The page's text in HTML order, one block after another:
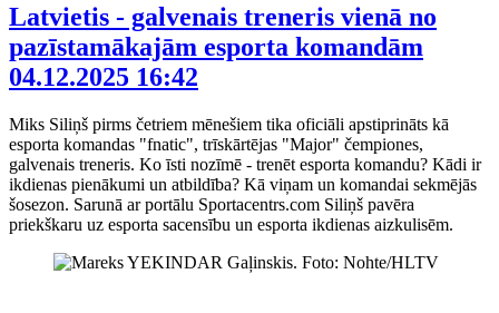
Latvietis - galvenais treneris vienā no
pazīstamākajām esporta komandām
04.12.2025 16:42
Miks Siliņš pirms četriem mēnešiem tika oficiāli apstiprināts kā
esporta komandas "fnatic", trīskārtējas "Major" čempiones,
galvenais treneris. Ko īsti nozīmē - trenēt esporta komandu? Kādi ir
ikdienas pienākumi un atbildība? Kā viņam un komandai sekmējās
šosezon. Sarunā ar portālu Sportacentrs.com Siliņš pavēra
priekškaru uz esporta sacensību un esporta ikdienas aizkulisēm.